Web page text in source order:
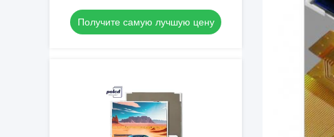
ST7789T3, интерфейс Mcu Spi, 2,8-
дюймовый IPS TFT ЖК-дисплей
Получите самую лучшую цену